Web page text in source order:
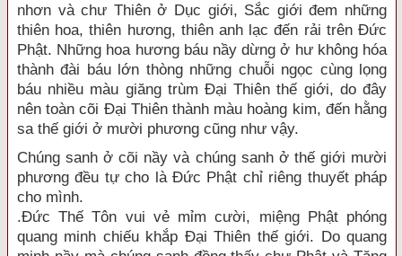
nhơn và chư Thiên ở Dục giới, Sắc giới đem những
thiên hoa, thiên hương, thiên anh lạc đến rải trên Đức
Phật. Những hoa hương báu nầy dừng ở hư không hóa
thành đài báu lớn thòng những chuỗi ngọc cùng lọng
báu nhiều màu giăng trùm Đại Thiên thế giới, do đây
nên toàn cõi Đại Thiên thành màu hoàng kim, đến hằng
sa thế giới ở mười phương cũng như vậy.
Chúng sanh ở cõi nầy và chúng sanh ở thế giới mười
phương đều tự cho là Đức Phật chỉ riêng thuyết pháp
cho mình.
.Đức Thế Tôn vui vẻ mỉm cười, miệng Phật phóng
quang minh chiếu khắp Đại Thiên thế giới. Do quang